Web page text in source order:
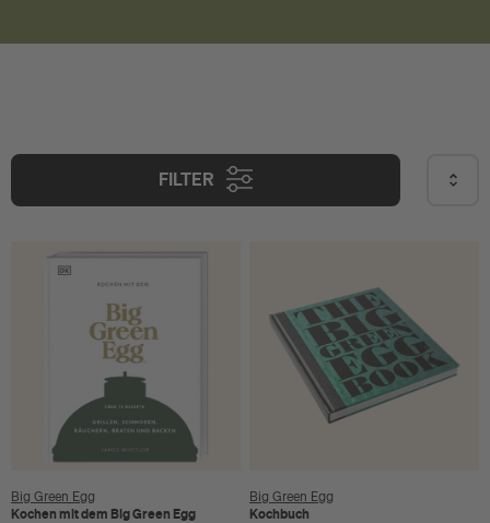
FILTER
Big Green Egg
Kochen mit dem Big Green Egg
Big Green Egg
Kochbuch